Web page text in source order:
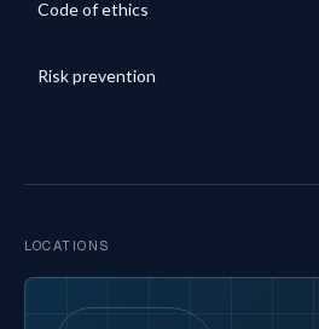
Code of ethics
Risk prevention
LOCATIONS